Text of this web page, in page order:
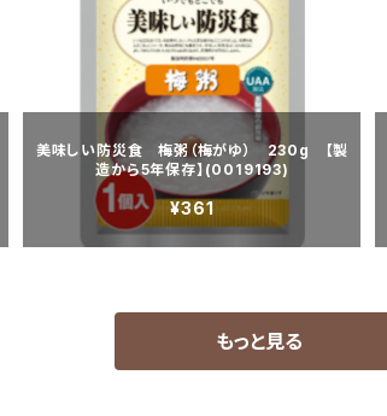
美味しい防災食 梅粥（梅がゆ） 230g 【製
造から5年保存】(0019193)
¥361
もっと見る